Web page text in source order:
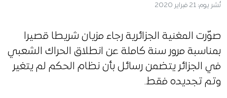
نُشر يوم: 21 فبراير 2020
صوّرت المغنية الجزائرية رجاء مزيان شريطا قصيرا
بمناسبة مرور سنة كاملة عن انطلاق الحراك الشعبي
في الجزائر يتضمن رسائل بأن نظام الحكم لم يتغير
وتم تجديده فقط.